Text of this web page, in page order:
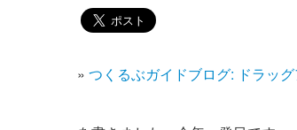
» つくるぶガイドブログ: ドラッ